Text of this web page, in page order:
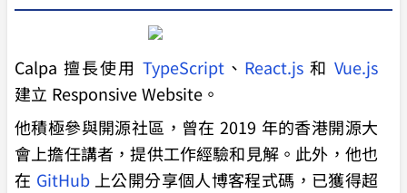
Calpa 擅長使用 TypeScript 、 React.js 和 Vue.js
建立 Responsive Website。
他積極參與開源社區，曾在 2019 年的香港開源大
會上擔任講者，提供工作經驗和見解。此外，他也
在 GitHub上公開分享個人博客程式碼，已獲得超